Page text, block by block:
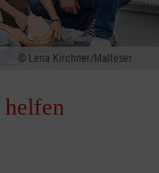
Lena Kirchner/Malteser